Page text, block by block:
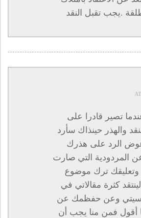
.يجب تقبل النقد
تصير قادرا على
والهذر حينذاك سأرد
الرد على هذرك
المردودية التي صارت
ترك موضوع
لينتقد كثرة مقالاتي في
سيتي وعن حفظمك عن
فمن منا يجب أن